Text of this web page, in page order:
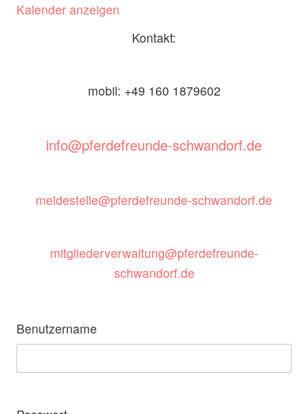
Kalender anzeigen
Kontakt:
mobil: +49 160 1879602
info@pferdefreunde-schwandorf.de
meldestelle@pferdefreunde-schwandorf.de
mitgliederverwaltung@pferdefreunde-
schwandorf.de
Benutzername